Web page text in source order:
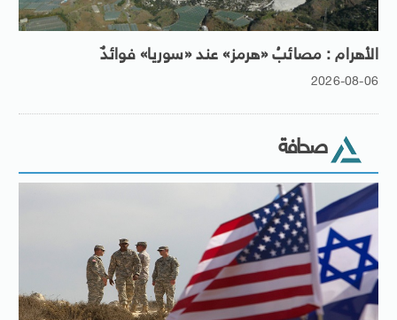
الأهرام : مصائبُ «هرمز» عند «سوريا» فوائدٌ
2026-08-06
صحافة